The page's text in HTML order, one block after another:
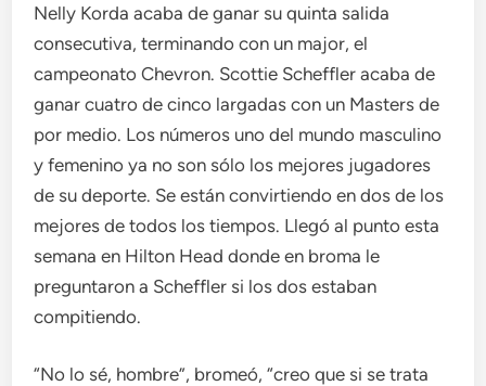
Nelly Korda acaba de ganar su quinta salida
consecutiva, terminando con un major, el
campeonato Chevron. Scottie Scheffler acaba de
ganar cuatro de cinco largadas con un Masters de
por medio. Los números uno del mundo masculino
y femenino ya no son sólo los mejores jugadores
de su deporte. Se están convirtiendo en dos de los
mejores de todos los tiempos. Llegó al punto esta
semana en Hilton Head donde en broma le
preguntaron a Scheffler si los dos estaban
compitiendo.
“No lo sé, hombre”, bromeó, “creo que si se trata